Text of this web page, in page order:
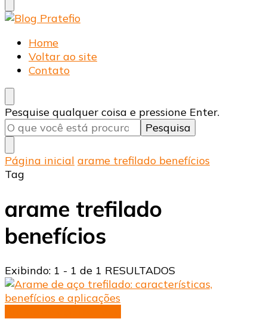
Blog Pratefio
Arames e Telas de Qualidade
Home
Voltar ao site
Contato
Procurando
algo?
Pesquise qualquer coisa e pressione Enter.
Página inicial arame trefilado benefícios
Tag
arame trefilado
benefícios
Exibindo: 1 - 1 de 1 RESULTADOS